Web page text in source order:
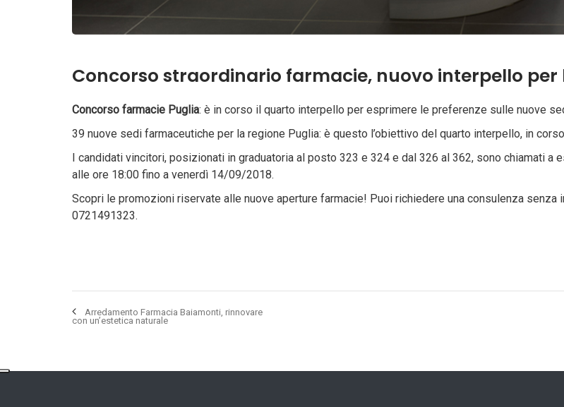
Concorso straordinario farmacie, nuovo interpello per
Concorso farmacie Puglia: è in corso il quarto interpello per esprimere le preferenze sulle nuove
39 nuove sedi farmaceutiche per la regione Puglia: è questo l’obiettivo del quarto interpello, in
I candidati vincitori, posizionati in graduatoria al posto 323 e 324 e dal 326 al 362, sono chiamati
alle ore 18:00 fino a venerdì 14/09/2018.
Scopri le promozioni riservate alle nuove aperture farmacie! Puoi richiedere una consulenza senza
0721491323.
Arredamento Farmacia Baiamonti, rinnovare
con un’estetica naturale